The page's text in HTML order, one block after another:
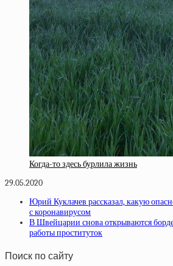
Когда-то здесь бурлила жизнь
29.05.2020
Юрий Куклачев рассказал, какую
с коронавирусом
В Швейцарии снова открываются
работы проституток
Поиск по сайту